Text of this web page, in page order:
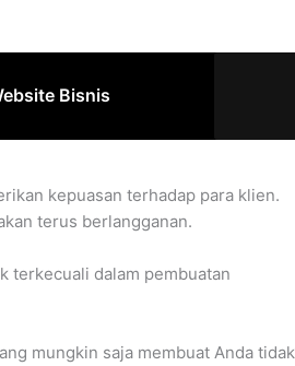
Bisnis
kepuasan terhadap para klien.
terus berlangganan.
terkecuali dalam pembuatan
mungkin saja membuat Anda tidak